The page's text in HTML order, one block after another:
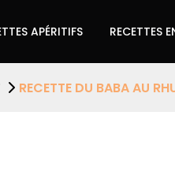
APÉRITIFS RECETTES
RECETTE DU BABA AU